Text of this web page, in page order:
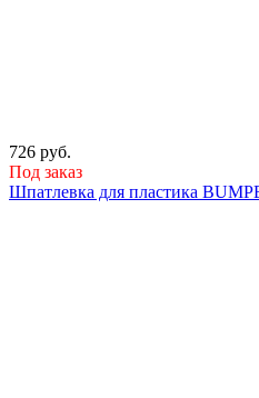
726 руб.
Под заказ
Шпатлевка для пластика